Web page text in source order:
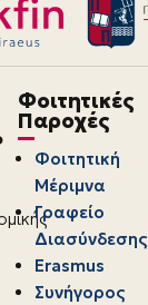
Φοιτητικές
Παροχές
Φοιτητική
Μέριμνα
Γραφείο
Διασύνδεσης
Erasmus
Συνήγορος